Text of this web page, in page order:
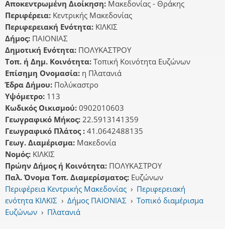
Αποκεντρωμένη Διοίκηση: Μακεδονίας - Θράκης
Περιφέρεια: Κεντρικής Μακεδονίας
Περιφερειακή Ενότητα: ΚΙΛΚΙΣ
Δήμος: ΠΑΙΟΝΙΑΣ
Δημοτική Ενότητα: ΠΟΛΥΚΑΣΤΡΟΥ
Τοπ. ή Δημ. Κοινότητα: Τοπική Κοινότητα Ευζώνων
Επίσημη Ονομασία: η Πλατανιά
Έδρα Δήμου: Πολύκαστρο
Υψόμετρο: 113
Κωδικός Οικισμού: 0902010603
Γεωγραφικό Μήκος: 22.5913141359
Γεωγραφικό Πλάτος : 41.0642488135
Γεωγ. Διαμέρισμα: Μακεδονία
Νομός: ΚΙΛΚΙΣ
Πρώην Δήμος ή Κοινότητα: ΠΟΛΥΚΑΣΤΡΟΥ
Παλ. Όνομα Τοπ. Διαμερίσματος: Ευζώνων
Περιφέρεια Κεντρικής Μακεδονίας › Περιφερειακή
ενότητα ΚΙΛΚΙΣ › Δήμος ΠΑΙΟΝΙΑΣ › Τοπικό διαμέρισμα
Ευζώνων › Πλατανιά